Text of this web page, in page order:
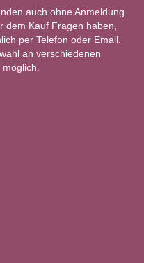
auch ohne Anmeldung
dem Kauf Fragen haben,
per Telefon oder Email.
an verschiedenen